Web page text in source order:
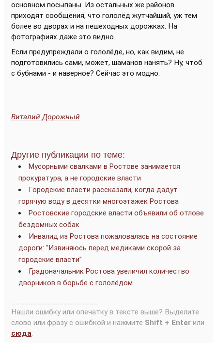
основном посыпаны. Из остальных же районов
приходят сообщения, что гололёд жутчайший, уж тем
более во дворах и на пешеходных дорожках. На
фотографиях даже это видно.
Если предупреждали о гололёде, но, как видим, не
подготовились сами, может, шаманов нанять? Ну, чтоб
с бубнами - и наверное? Сейчас это модно.
Виталий Дорожный
Другие публикации по теме:
Мусорными свалками в Ростове занимается
прокуратура, а не городские власти
Городские власти рассказали, когда дадут
горячую воду в десятки многоэтажек Ростова
Ростовские городские власти объявили об отлове
бездомных собак
Инвалид из Ростова пожаловалась на состояние
дороги: “Извиняюсь перед медиками скорой за
городские власти”
Градоначальник Ростова увеличил количество
дворников в борьбе с гололёдом
Нашли ошибку или опечатку в тексте выше? Выделите
слово или фразу с ошибкой и нажмите Shift + Enter или
сюда.